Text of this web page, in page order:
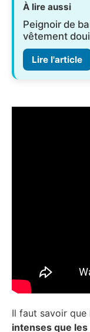
À lire aussi
Peignoir de
vêtement
Lire l'article
Il faut savoir que
intenses que